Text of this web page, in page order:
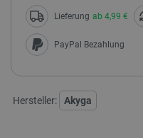
Lieferung ab 4,99 €
PayPal Bezahlung
Hersteller: Akyga